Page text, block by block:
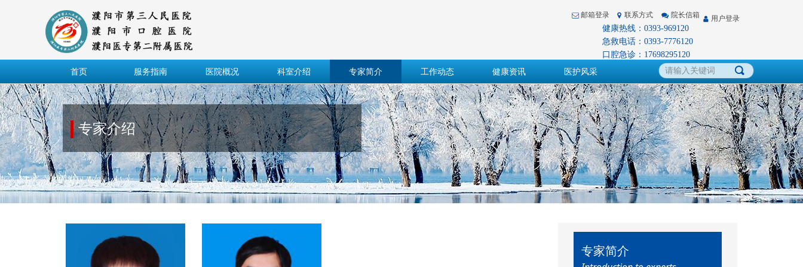
首页 服务指南 医院概况 科室介绍 专家简介 工作动态 健康资讯 医护风采 끠
健康热线：0393-969120
急救电话：0393-7776120
口腔急诊：17698295120
邮箱登录 联系方式 院长信箱 用户登录
专家介绍
专家简介